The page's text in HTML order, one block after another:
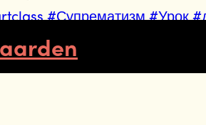
#Супрематизм#Урок